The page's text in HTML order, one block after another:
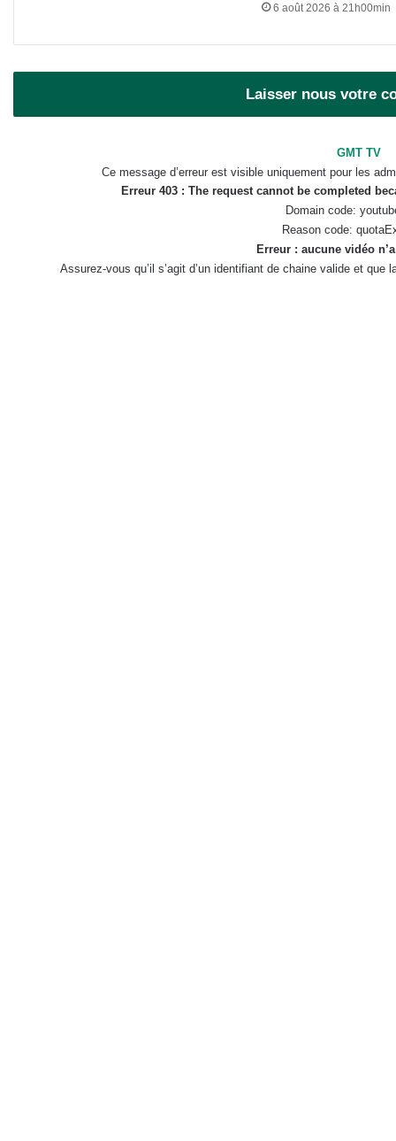
6 août 2026 à 21h00min
Laisser nous votre
GMT TV
Ce message d’erreur est visible uniquement pour les
Erreur 403 : The request cannot be completed
Domain code:
Reason code:
Erreur : aucune vidéo
Assurez-vous qu’il s’agit d’un identifiant de chaine valide et